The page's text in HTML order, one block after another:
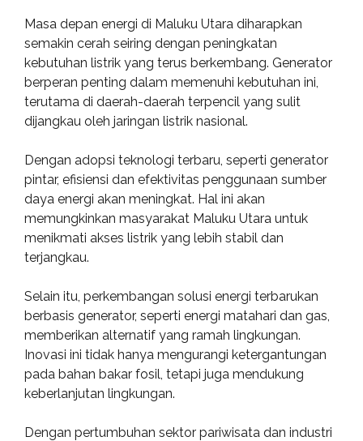
Masa depan energi di Maluku Utara diharapkan
semakin cerah seiring dengan peningkatan
kebutuhan listrik yang terus berkembang. Generator
berperan penting dalam memenuhi kebutuhan ini,
terutama di daerah-daerah terpencil yang sulit
dijangkau oleh jaringan listrik nasional.
Dengan adopsi teknologi terbaru, seperti generator
pintar, efisiensi dan efektivitas penggunaan sumber
daya energi akan meningkat. Hal ini akan
memungkinkan masyarakat Maluku Utara untuk
menikmati akses listrik yang lebih stabil dan
terjangkau.
Selain itu, perkembangan solusi energi terbarukan
berbasis generator, seperti energi matahari dan gas,
memberikan alternatif yang ramah lingkungan.
Inovasi ini tidak hanya mengurangi ketergantungan
pada bahan bakar fosil, tetapi juga mendukung
keberlanjutan lingkungan.
Dengan pertumbuhan sektor pariwisata dan industri